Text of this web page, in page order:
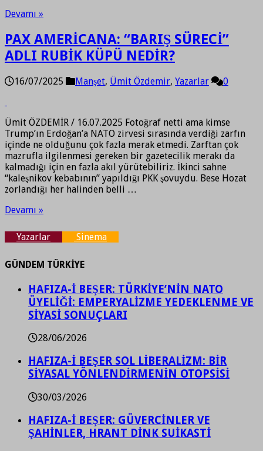
Devamı »
PAX AMERİCANA: “BARIŞ SÜRECİ”
ADLI RUBİK KÜPÜ NEDİR?
16/07/2025 Manşet, Ümit Özdemir, Yazarlar 0
Ümit ÖZDEMİR / 16.07.2025 Fotoğraf netti ama kimse
Trump’ın Erdoğan’a NATO zirvesi sırasında verdiği zarfın
içinde ne olduğunu çok fazla merak etmedi. Zarftan çok
mazrufla ilgilenmesi gereken bir gazetecilik merakı da
kalmadığı için en fazla akıl yürütebiliriz. İkinci sahne
“kaleşnikov kebabının” yapıldığı PKK şovuydu. Bese Hozat
zorlandığı her halinden belli …
Devamı »
Yazarlar Sinema
GÜNDEM TÜRKİYE
HAFIZA-İ BEŞER: TÜRKİYE’NİN NATO
ÜYELİĞİ: EMPERYALİZME YEDEKLENME VE
SİYASİ SONUÇLARI
28/06/2026
HAFIZA-İ BEŞER SOL LİBERALİZM: BİR
SİYASAL YÖNLENDİRMENİN OTOPSİSİ
30/03/2026
HAFIZA-İ BEŞER: GÜVERCİNLER VE
ŞAHİNLER, HRANT DİNK SUİKASTİ